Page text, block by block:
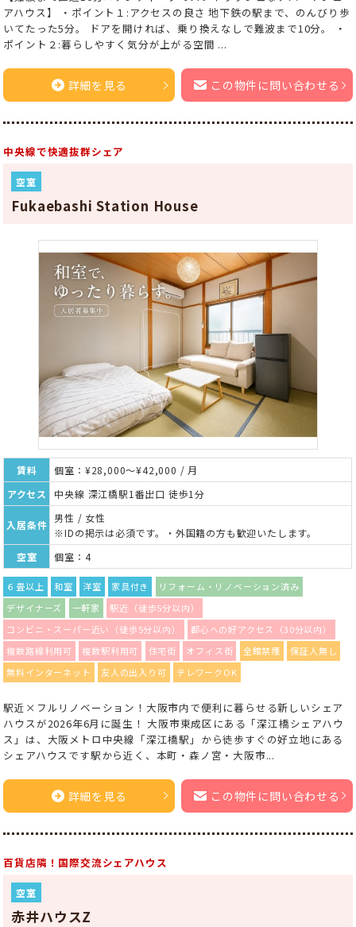
アハウス】 ・ポイント１:アクセスの良さ 地下鉄の駅まで、のんびり歩
いてたった5分。 ドアを開ければ、乗り換えなしで難波まで10分。 ・
ポイント２:暮らしやすく気分が上がる空間 ...
詳細を見る この物件に問い合わせる
中央線で快適抜群シェア
空室
Fukaebashi Station House
賃料
個室：¥28,000～¥42,000 / 月
アクセス
中央線 深江橋駅1番出口 徒歩1分
入居条件
男性 / 女性
※IDの掲示は必須です。・外国籍の方も歓迎いたします。
空室
個室：4
６畳以上 和室 洋室 家具付き
リフォーム・リノベーション済み
デザイナーズ
一軒家
駅近（徒歩5分以内）
コンビニ・スーパー近い（徒歩5分以内）
都心への好アクセス（30分以内）
複数路線利用可
複数駅利用可 住宅街 オフィス街 全館禁煙
保証人無し
無料インターネット
友人の出入り可 テレワークOK
駅近×フルリノベーション！大阪市内で便利に暮らせる新しいシェア
ハウスが2026年6月に誕生！ 大阪市東成区にある「深江橋シェアハウ
ス」は、大阪メトロ中央線「深江橋駅」から徒歩すぐの好立地にある
シェアハウスです駅から近く、本町・森ノ宮・大阪市...
詳細を見る この物件に問い合わせる
百貨店隣！国際交流シェアハウス
空室
赤井ハウスZ